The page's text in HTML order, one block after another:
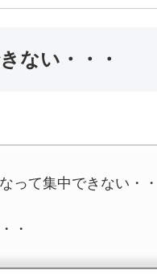
ない・・・
って集中できない・・
・